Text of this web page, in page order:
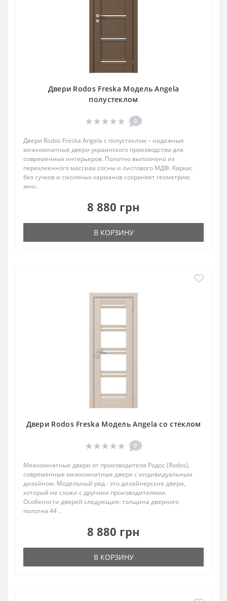
Двери Rodos Freska Модель Angela
полустеклом
0
Двери Rodos Freska Angela с полустеклом – надежные
межкомнатные двери украинского производства для
современных интерьеров. Полотно выполнено из
переклеенного массива сосны и листового МДФ. Каркас
без сучков и смоляных карманов сохраняет геометрию
мно..
8 880 грн
В КОРЗИНУ
Двери Rodos Freska Модель Angela со стеклом
0
Межкомнатные двери от производителя Родос (Rodos),
современные межкомнатные двери с индивидуальным
дизайном. Модельный ряд - это дизайнерские двери,
который не схожи с другими производителями.
Особености дверей следующие: толщина дверного
полотна 44 ..
8 880 грн
В КОРЗИНУ